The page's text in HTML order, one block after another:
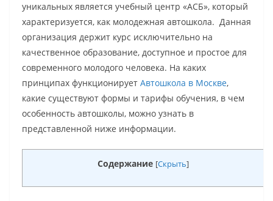
уникальных является учебный центр «АСБ», который
характеризуется, как молодежная автошкола. Данная
организация держит курс исключительно на
качественное образование, доступное и простое для
современного молодого человека. На каких
принципах функционирует Автошкола в Москве,
какие существуют формы и тарифы обучения, в чем
особенность автошколы, можно узнать в
представленной ниже информации.
Содержание [Скрыть]